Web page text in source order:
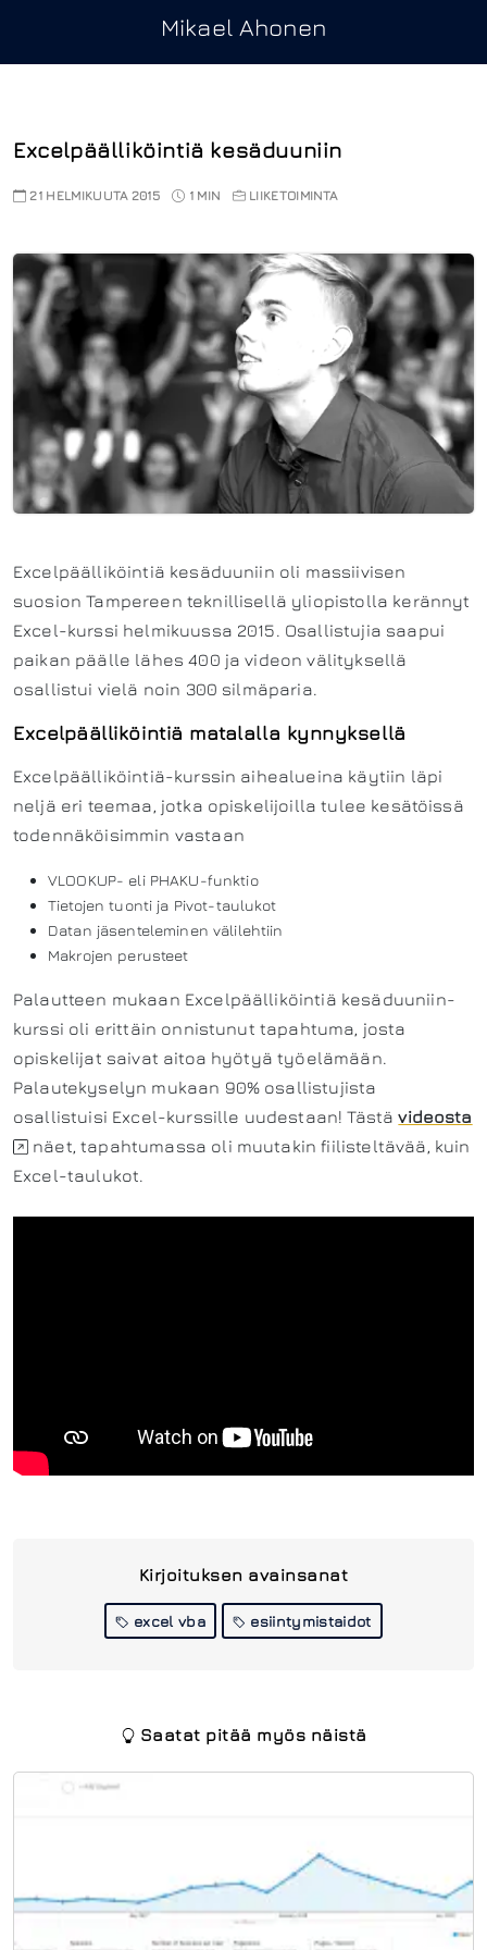
Mikael Ahonen
Excelpäälliköintiä kesäduuniin
21 HELMIKUUTA 2015 1 MIN LIIKETOIMINTA
Excelpäälliköintiä kesäduuniin oli massiivisen
suosion Tampereen teknillisellä yliopistolla kerännyt
Excel-kurssi helmikuussa 2015. Osallistujia saapui
paikan päälle lähes 400 ja videon välityksellä
osallistui vielä noin 300 silmäparia.
Excelpäälliköintiä matalalla kynnyksellä
Excelpäälliköintiä-kurssin aihealueina käytiin läpi
neljä eri teemaa, jotka opiskelijoilla tulee kesätöissä
todennäköisimmin vastaan
VLOOKUP- eli PHAKU-funktio
Tietojen tuonti ja Pivot-taulukot
Datan jäsenteleminen välilehtiin
Makrojen perusteet
Palautteen mukaan Excelpäälliköintiä kesäduuniin-
kurssi oli erittäin onnistunut tapahtuma, josta
opiskelijat saivat aitoa hyötyä työelämään.
Palautekyselyn mukaan 90% osallistujista
osallistuisi Excel-kurssille uudestaan! Tästävideosta
näet, tapahtumassa oli muutakin fiilisteltävää, kuin
Excel-taulukot.
Kirjoituksen avainsanat
excel vba esiintymistaidot
Saatat pitää myös näistä